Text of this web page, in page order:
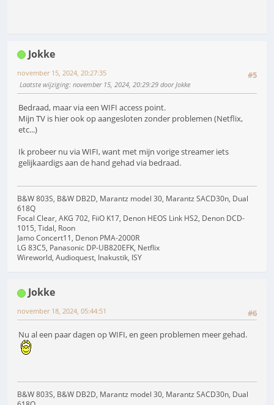
Jokke
#5
november 15, 2024, 20:27:35
Laatste wijziging: november 15, 2024, 20:29:29 door Jokke
Bedraad, maar via een WIFI access point.
Mijn TV is hier ook op aangesloten zonder problemen (Netflix,
etc...)
Ik probeer nu via WIFI, want met mijn vorige streamer iets
gelijkaardigs aan de hand gehad via bedraad.
B&W 803S, B&W DB2D, Marantz model 30, Marantz SACD30n, Dual
618Q
Focal Clear, AKG 702, FiiO K17, Denon HEOS Link HS2, Denon DCD-
1015, Tidal, Roon
Jamo Concert11, Denon PMA-2000R
LG 83C5, Panasonic DP-UB820EFK, Netflix
Wireworld, Audioquest, Inakustik, ISY
Jokke
#6
november 18, 2024, 05:44:51
Nu al een paar dagen op WIFI, en geen problemen meer gehad.
B&W 803S, B&W DB2D, Marantz model 30, Marantz SACD30n, Dual